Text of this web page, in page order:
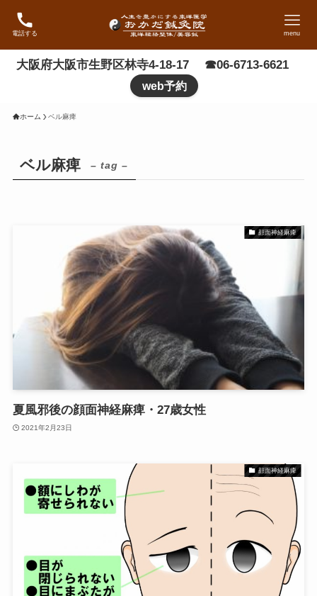
電話する menu
大阪府大阪市生野区林寺4-18-17 ☎06-6713-6621
web予約
ホーム ベル麻痺
ベル麻痺 – tag –
顔面神経麻痺
夏風邪後の顔面神経麻痺・27歳女性
2021年2月23日
顔面神経麻痺